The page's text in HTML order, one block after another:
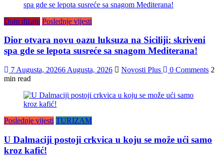
Dom dizajn Poslednje vijesti
Dior otvara novu oazu luksuza na Siciliji: skriveni
spa gde se lepota susreće sa snagom Mediterana!
7 Augusta, 20266 Augusta, 2026 Novosti Plus 0 Comments 2
min read
Poslednje vijesti TURIZAM
U Dalmaciji postoji crkvica u koju se može ući samo
kroz kafić!